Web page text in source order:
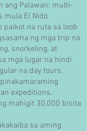
ang Palawan: multi-
mula El Nido
paikot na ruta sa loob
ng mga trip na
snorkeling, at
mga lugar na hindi
na day tours.
expeditions,
mahigit 30,000 bisita
sa aming